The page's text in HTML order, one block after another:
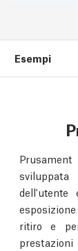
Esempi
ritiro e